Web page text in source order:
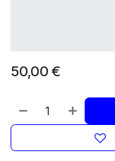
50,00 €